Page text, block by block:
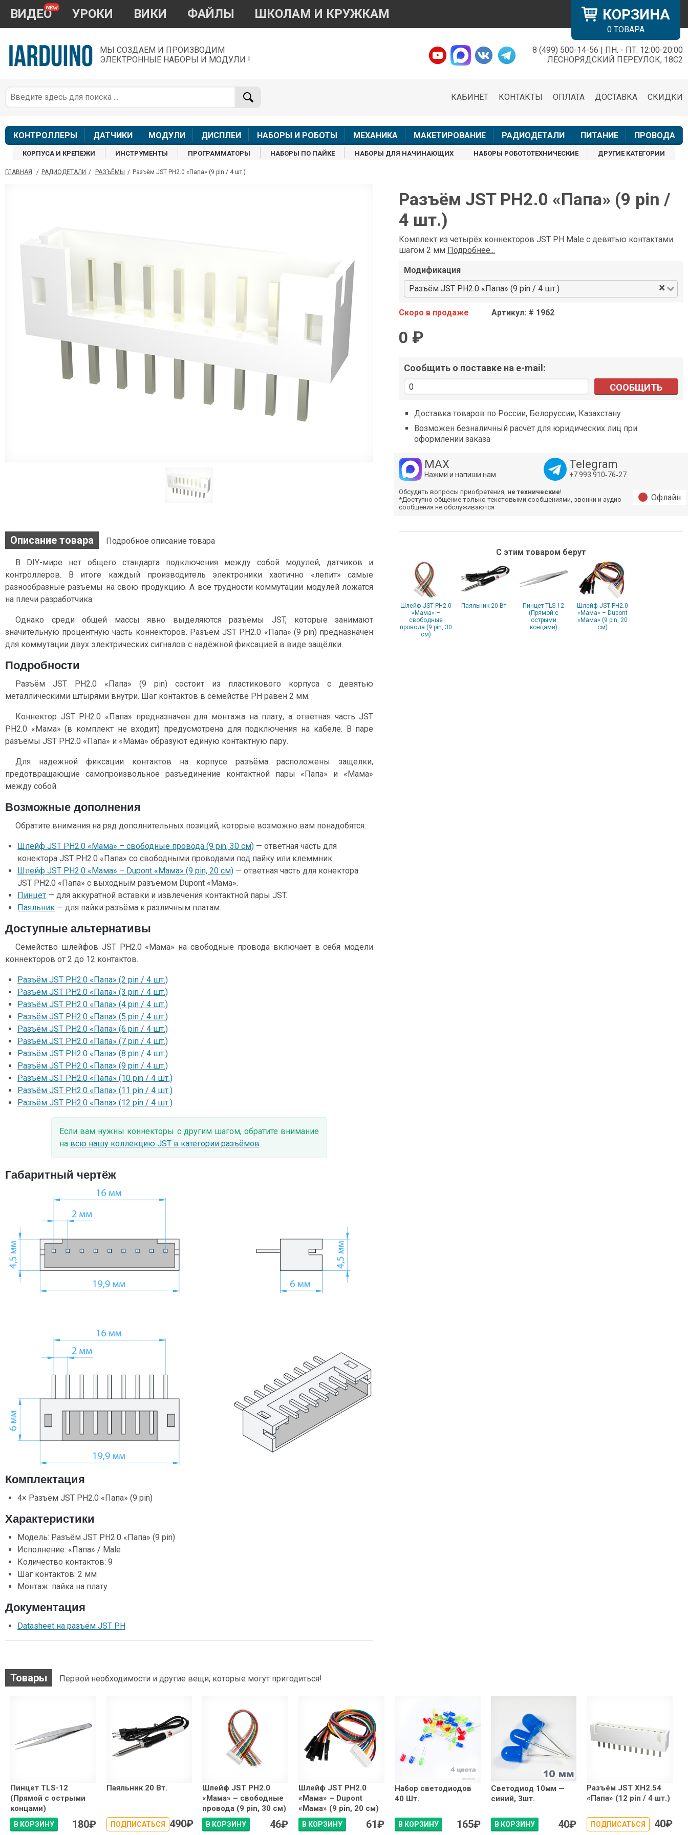
КОРЗИНА
0 ТОВАРА
ВИДЕО УРОКИ ВИКИ ФАЙЛЫ ШКОЛАМ И КРУЖКАМ
МЫ СОЗДАЕМ И ПРОИЗВОДИМ
ЭЛЕКТРОННЫЕ НАБОРЫ И МОДУЛИ !
8 (499) 500-14-56 | ПН. - ПТ. 12:00-20:00
ЛЕСНОРЯДСКИЙ ПЕРЕУЛОК, 18С2
СКИДКИ
ДОСТАВКА
ОПЛАТА
КОНТАКТЫ
КАБИНЕТ
КОНТРОЛЛЕРЫ ДАТЧИКИ МОДУЛИ ДИСПЛЕИ НАБОРЫ И РОБОТЫ МЕХАНИКА МАКЕТИРОВАНИЕ РАДИОДЕТАЛИ ПИТАНИЕ ПРОВОДА
КОРПУСА И КРЕПЕЖИ ИНСТРУМЕНТЫ ПРОГРАММАТОРЫ НАБОРЫ ПО ПАЙКЕ НАБОРЫ ДЛЯ НАЧИНАЮЩИХ НАБОРЫ РОБОТОТЕХНИЧЕСКИЕ ДРУГИЕ КАТЕГОРИИ
ГЛАВНАЯ / РАДИОДЕТАЛИ / РАЗЪЁМЫ / Разъём JST PH2.0 «Папа» (9 pin / 4 шт.)
Разъём JST PH2.0 «Папа» (9 pin /
4 шт.)
Комплект из четырёх коннекторов JST PH Male с девятью контактами
шагом 2 мм Подробнее...
Модификация
Разъём JST PH2.0 «Папа» (9 pin / 4 шт.)
×
Скоро в продаже Артикул: # 1962
0 ₽
Сообщить о поставке на e-mail:
СООБЩИТЬ
Доставка товаров по России, Белоруссии, Казахстану
Возможен безналичный расчёт для юридических лиц при
оформлении заказа
MAX
Нажми и напиши нам
Telegram
+7 993 910‑76‑27
Обсудить вопросы приобретения, не технические!
*Доступно общение только текстовыми сообщениями, звонки и аудио
сообщения не обслуживаются
Офлайн
С этим товаром берут
Шлейф JST PH2.0
«Мама» –
свободные
провода (9 pin, 30
см)
Паяльник 20 Вт.
Пинцет TLS-12
(Прямой с
острыми
концами)
Шлейф JST PH2.0
«Мама» – Dupont
«Мама» (9 pin, 20
см)
Описание товара Подробное описание товара
В DIY-мире нет общего стандарта подключения между собой модулей, датчиков и
контроллеров. В итоге каждый производитель электроники хаотично «лепит» самые
разнообразные разъёмы на свою продукцию. А все трудности коммутации модулей ложатся
на плечи разработчика.
Однако среди общей массы явно выделяются разъёмы JST, которые занимают
значительную процентную часть коннекторов. Разъём JST PH2.0 «Папа» (9 pin) предназначен
для коммутации двух электрических сигналов c надёжной фиксацией в виде защёлки.
Подробности
Разъём JST PH2.0 «Папа» (9 pin) состоит из пластикового корпуса с девятью
металлическими штырями внутри. Шаг контактов в семействе PH равен 2 мм.
Коннектор JST PH2.0 «Папа» предназначен для монтажа на плату, а ответная часть JST
PH2.0 «Мама» (в комплект не входит) предусмотрена для подключения на кабеле. В паре
разъёмы JST PH2.0 «Папа» и «Мама» образуют единую контактную пару.
Для надежной фиксации контактов на корпусе разъёма расположены защелки,
предотвращающие самопроизвольное разъединение контактной пары «Папа» и «Мама»
между собой.
Возможные дополнения
Обратите внимания на ряд дополнительных позиций, которые возможно вам понадобятся:
Шлейф JST PH2.0 «Мама» – свободные провода (9 pin, 30 см) — ответная часть для
конектора JST PH2.0 «Папа» со свободными проводами под пайку или клеммник.
Шлейф JST PH2.0 «Мама» – Dupont «Мама» (9 pin, 20 см) — ответная часть для конектора
JST PH2.0 «Папа» с выходным разъёмом Dupont «Мама».
Пинцет — для аккуратной вставки и извлечения контактной пары JST.
Паяльник — для пайки разъёма к различным платам.
Доступные альтернативы
Семейство шлейфов JST PH2.0 «Мама» на свободные провода включает в себя модели
коннекторов от 2 до 12 контактов.
Разъём JST PH2.0 «Папа» (2 pin / 4 шт.)
Разъём JST PH2.0 «Папа» (3 pin / 4 шт.)
Разъём JST PH2.0 «Папа» (4 pin / 4 шт.)
Разъём JST PH2.0 «Папа» (5 pin / 4 шт.)
Разъём JST PH2.0 «Папа» (6 pin / 4 шт.)
Разъём JST PH2.0 «Папа» (7 pin / 4 шт.)
Разъём JST PH2.0 «Папа» (8 pin / 4 шт.)
Разъём JST PH2.0 «Папа» (9 pin / 4 шт.)
Разъём JST PH2.0 «Папа» (10 pin / 4 шт.)
Разъём JST PH2.0 «Папа» (11 pin / 4 шт.)
Разъём JST PH2.0 «Папа» (12 pin / 4 шт.)
Если вам нужны коннекторы с другим шагом, обратите внимание
на всю нашу коллекцию JST в категории разъёмов.
Габаритный чертёж
Комплектация
4× Разъём JST PH2.0 «Папа» (9 pin)
Характеристики
Модель: Разъём JST PH2.0 «Папа» (9 pin)
Исполнение: «Папа» / Male
Количество контактов: 9
Шаг контактов: 2 мм
Монтаж: пайка на плату
Документация
Datasheet на разъём JST PH
Товары Первой необходимости и другие вещи, которые могут пригодиться!
Пинцет TLS-12
(Прямой с острыми
концами)
В КОРЗИНУ 180₽
Паяльник 20 Вт.
ПОДПИСАТЬСЯ 490₽
Шлейф JST PH2.0
«Мама» – свободные
провода (9 pin, 30 см)
В КОРЗИНУ 46₽
Шлейф JST PH2.0
«Мама» – Dupont
«Мама» (9 pin, 20 см)
В КОРЗИНУ 61₽
Набор светодиодов
40 Шт.
В КОРЗИНУ 165₽
Светодиод 10мм —
синий, 3шт.
В КОРЗИНУ 40₽
Разъём JST XH2.54
«Папа» (12 pin / 4 шт.)
ПОДПИСАТЬСЯ 40₽
×
По вопросам приобретения товара
+7 968 454 17 38
звонки и аудио сообщения не обслуживаются
Менеджер
shop@iarduino.ru
Менеджер
8 (499) 500-14-56